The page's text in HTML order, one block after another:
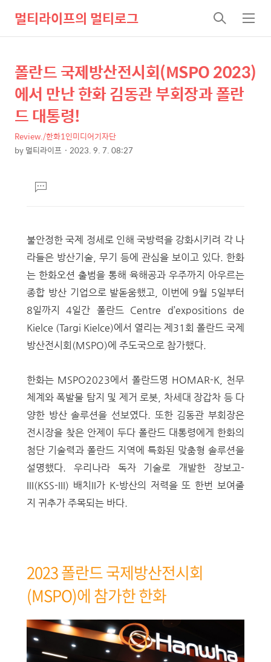
멀티라이프의 멀티로그
검
색
메
뉴
상
세
컨
텐
츠
본
문
제
목
폴란드 국제방산전시회(MSPO 2023)
에서 만난 한화 김동관 부회장과 폴란
드 대통령!
Review./한화1인미디어기자단
by멀티라이프 2023. 9. 7. 08:27
댓
글
불안정한 국제 정세로 인해 국방력을 강화시키려 각 나
라들은 방산기술, 무기 등에 관심을 보이고 있다. 한화
는 한화오션 출범을 통해 육해공과 우주까지 아우르는
종합 방산 기업으로 발돋움했고, 이번에 9월 5일부터
8일까지 4일간 폴란드 Centre d’expositions de
Kielce (Targi Kielce)에서 열리는 제31회 폴란드 국제
방산전시회(MSPO)에 주도국으로 참가했다.
한화는 MSPO2023에서 폴란드명 HOMAR-K, 천무
체계와 폭발물 탐지 및 제거 로봇, 차세대 장갑차 등 다
양한 방산 솔루션을 선보였다. 또한 김동관 부회장은
전시장을 찾은 안제이 두다 폴란드 대통령에게 한화의
첨단 기술력과 폴란드 지역에 특화된 맞춤형 솔루션을
설명했다. 우리나라 독자 기술로 개발한 장보고-
III(KSS-III) 배치II가 K-방산의 저력을 또 한번 보여줄
지 귀추가 주목되는 바다.
2023 폴란드 국제방산전시회
(MSPO)에 참가한 한화